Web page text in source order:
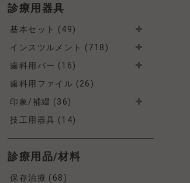
診療用器具
基本セット (49)
インスツルメント (718)
歯科用バー (16)
歯科用ファイル (26)
印象/補綴 (36)
技工用器具 (14)
診療用品/材料
保存治療 (68)